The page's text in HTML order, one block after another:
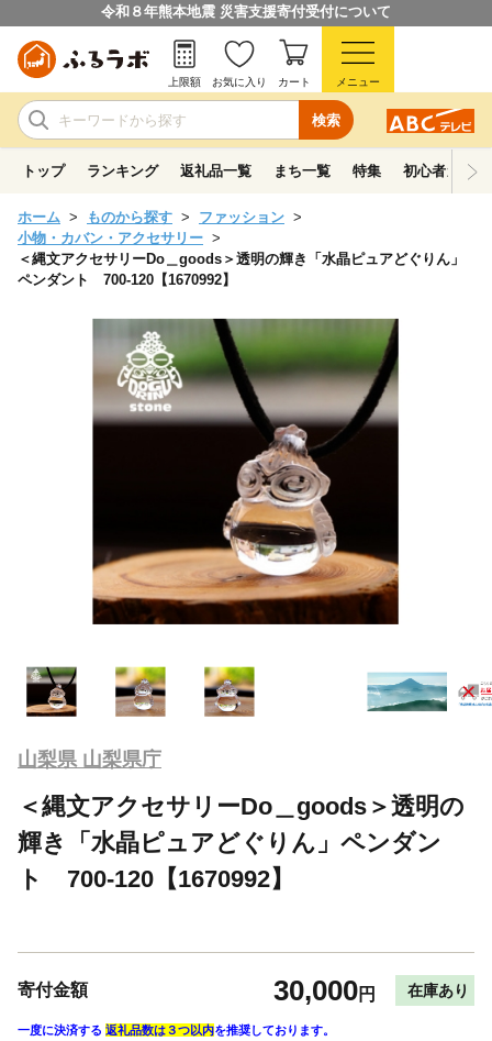
令和８年熊本地震 災害支援寄付受付について
検索
上限額 お気に入り カート メニュー
トップ ランキング 返礼品一覧 まち一覧 特集 初心者ガイド
ホーム ものから探す
ファッション
小物・カバン・アクセサリー
＜縄文アクセサリーDo＿goods＞透明の輝き「水晶ピュアどぐりん」
ペンダント 700-120【1670992】
山梨県 山梨県庁
＜縄文アクセサリーDo＿goods＞透明の
輝き「水晶ピュアどぐりん」ペンダン
ト 700-120【1670992】
寄付金額 30,000円 在庫あり
一度に決済する 返礼品数は３つ以内を推奨しております。